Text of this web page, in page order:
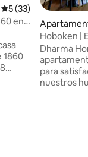
Calificación
5 (33)
en
1860
Hoboken |
por
Dharma
para
nuestros